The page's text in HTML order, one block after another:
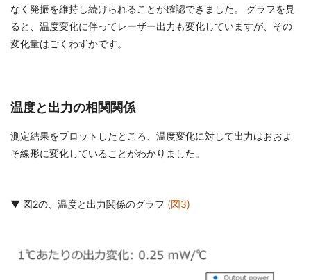
なく発振を維持し続けられることが確認できました。 グラフを見
ると、温度変化に伴ってレーザー出力も変化していますが、その
変化量はごくわずかです。
温度と出力の相関関係
測定結果をプロットしたところ、温度変化に対して出力はおおよ
そ線形に変化していることがわかりました。
▼ 図2の、温度と出力関係のグラフ (図3)